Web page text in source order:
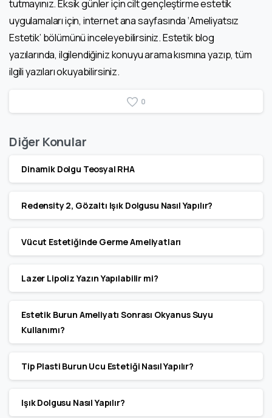
tutmayınız. Eksik günler için cilt gençleştirme estetik
uygulamaları için, internet ana sayfasında ‘Ameliyatsız
Estetik’ bölümünü inceleyebilirsiniz. Estetik blog
yazılarında, ilgilendiğiniz konuyu arama kısmına yazıp, tüm
ilgili yazıları okuyabilirsiniz.
0
Diğer Konular
Dinamik Dolgu Teosyal RHA
Redensity 2, Gözaltı Işık Dolgusu Nasıl Yapılır?
Vücut Estetiğinde Germe Ameliyatları
Lazer Lipoliz Yazın Yapılabilir mi?
Estetik Burun Ameliyatı Sonrası Okyanus Suyu
Kullanımı?
Tip Plasti Burun Ucu Estetiği Nasıl Yapılır?
Işık Dolgusu Nasıl Yapılır?